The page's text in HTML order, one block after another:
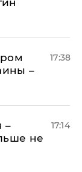
–
17:38
–
не
17:14